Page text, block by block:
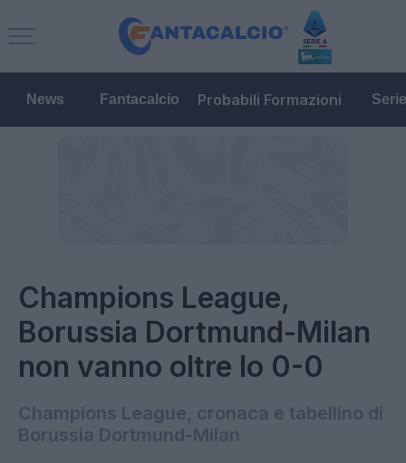
News Fantacalcio Probabili Formazioni
Champions League,
Borussia Dortmund-Milan
non vanno oltre lo 0-0
Champions League, cronaca e tabellino di
Borussia Dortmund-Milan